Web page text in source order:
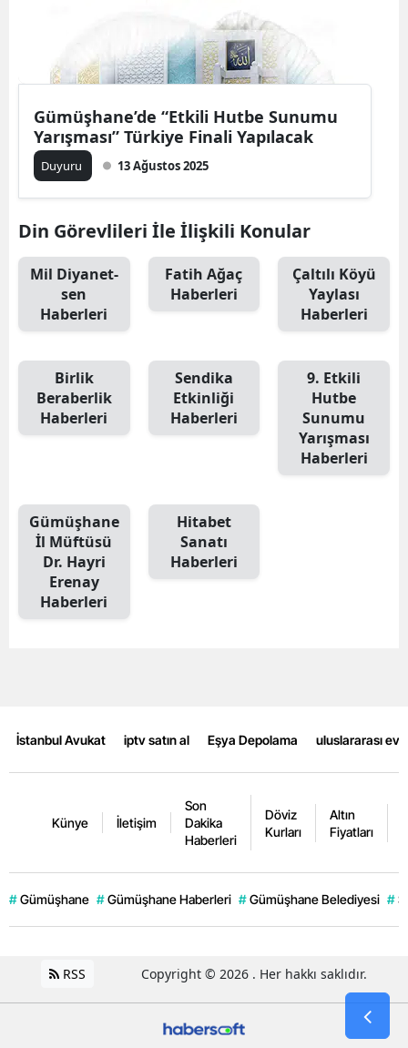
Kayseri
Kırklareli
Kırşehir
Kocaeli
Kütahya
Malatya
Manisa
Kahramanmaraş
Mardin
Muğla
Niğde
Ordu
Sinop
Tekirdağ
Trabzon
Tunceli
Şanlıurfa
Uşak
Gümüşhane’de “Etkili Hutbe Sunumu
Yarışması” Türkiye Finali Yapılacak
Duyuru 13 Ağustos 2025
Din Görevlileri İle İlişkili Konular
Mil Diyanet-
sen
Haberleri
Fatih Ağaç
Haberleri
Çaltılı Köyü
Yaylası
Haberleri
Birlik
Beraberlik
Haberleri
Sendika
Etkinliği
Haberleri
9. Etkili
Hutbe
Sunumu
Yarışması
Haberleri
Gümüşhane
İl Müftüsü
Dr. Hayri
Erenay
Haberleri
Hitabet
Sanatı
Haberleri
İstanbul Avukat iptv satın al Eşya Depolama uluslararası
Künye İletişim
Son
Dakika
Haberleri
Döviz
Kurları
Altın
Fiyatları
# Gümüşhane # Gümüşhane Haberleri # Gümüşhane Belediyesi #
RSS Copyright © 2026 . Her hakkı saklıdır.